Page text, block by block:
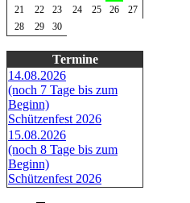
21
22 23 24 25 26
27
28
29 30
Termine
14.08.2026
(noch 7 Tage bis zum
Beginn)
Schützenfest 2026
15.08.2026
(noch 8 Tage bis zum
Beginn)
Schützenfest 2026